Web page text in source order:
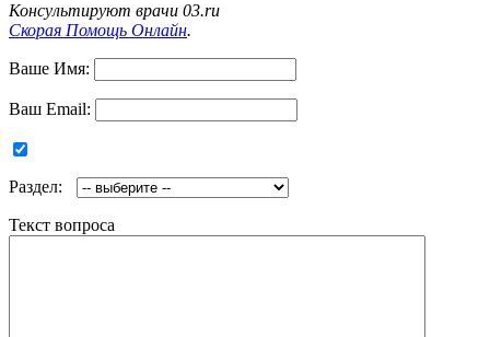
Консультируют врачи 03.ru
Скорая Помощь Онлайн.
Ваше Имя:
Ваш Email:
Раздел:
Текст вопроса